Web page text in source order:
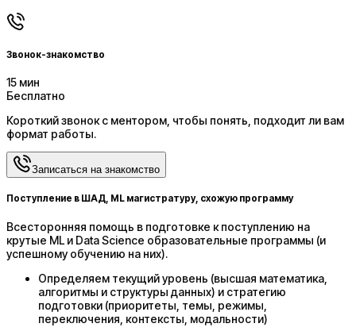
Звонок-знакомство
15 мин
Бесплатно
Короткий звонок с ментором, чтобы понять, подходит ли вам
формат работы.
Записаться на знакомство
Поступление в ШАД, ML магистратуру, схожую программу
Всесторонняя помощь в подготовке к поступлению на
крутые ML и Data Science образовательные программы (и
успешному обучению на них).
Определяем текущий уровень (высшая математика,
алгоритмы и структуры данных) и стратегию
подготовки (приоритеты, темы, режимы,
переключения, контексты, модальности)